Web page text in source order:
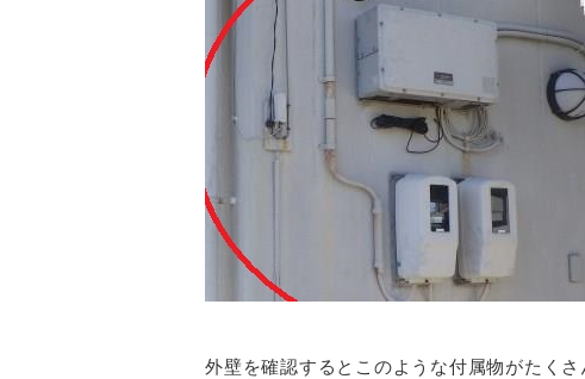
外壁を確認するとこのような付属物がたくさ